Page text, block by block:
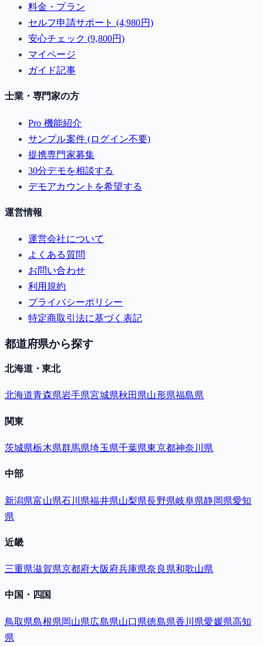
料金・プラン
セルフ申請サポート (4,980円)
安心チェック (9,800円)
マイページ
ガイド記事
士業・専門家の方
Pro 機能紹介
サンプル案件 (ログイン不要)
提携専門家募集
30分デモを相談する
デモアカウントを希望する
運営情報
運営会社について
よくある質問
お問い合わせ
利用規約
プライバシーポリシー
特定商取引法に基づく表記
都道府県から探す
北海道・東北
北海道青森県岩手県宮城県秋田県山形県福島県
関東
茨城県栃木県群馬県埼玉県千葉県東京都神奈川県
中部
新潟県富山県石川県福井県山梨県長野県岐阜県静岡県愛知
県
近畿
三重県滋賀県京都府大阪府兵庫県奈良県和歌山県
中国・四国
鳥取県島根県岡山県広島県山口県徳島県香川県愛媛県高知
県